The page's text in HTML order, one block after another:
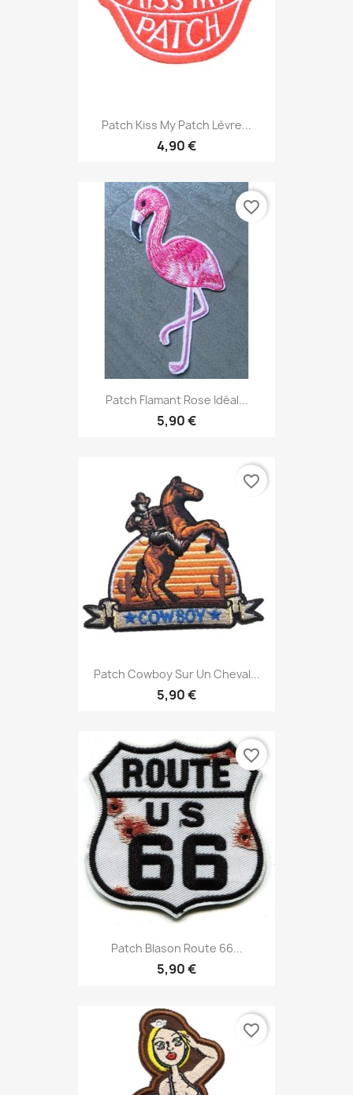
Patch Kiss My Patch Lèvre...
4,90 €
Patch Flamant Rose Idéal...
5,90 €
favorite_border
Patch Cowboy Sur Un Cheval...
5,90 €
favorite_border
Patch Blason Route 66...
5,90 €
favorite_border
favorite_border